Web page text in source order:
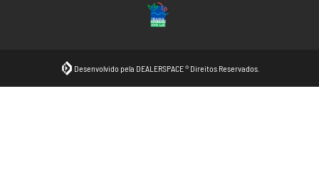
Desenvolvido pela DEALERSPACE ® Direitos Reservados.